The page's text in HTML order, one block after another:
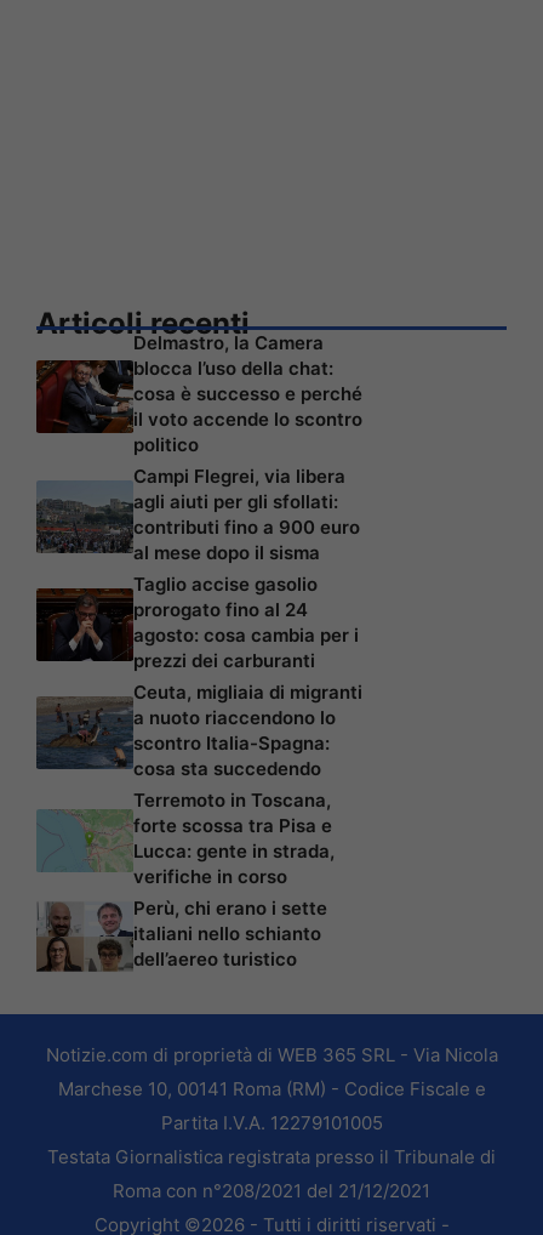
Articoli recenti
Delmastro, la Camera
blocca l’uso della chat:
cosa è successo e perché
il voto accende lo scontro
politico
Campi Flegrei, via libera
agli aiuti per gli sfollati:
contributi fino a 900 euro
al mese dopo il sisma
Taglio accise gasolio
prorogato fino al 24
agosto: cosa cambia per i
prezzi dei carburanti
Ceuta, migliaia di migranti
a nuoto riaccendono lo
scontro Italia-Spagna:
cosa sta succedendo
Terremoto in Toscana,
forte scossa tra Pisa e
Lucca: gente in strada,
verifiche in corso
Perù, chi erano i sette
italiani nello schianto
dell’aereo turistico
Notizie.com di proprietà di WEB 365 SRL - Via Nicola
Marchese 10, 00141 Roma (RM) - Codice Fiscale e
Partita I.V.A. 12279101005
Testata Giornalistica registrata presso il Tribunale di
Roma con n°208/2021 del 21/12/2021
Copyright ©2026 - Tutti i diritti riservati -